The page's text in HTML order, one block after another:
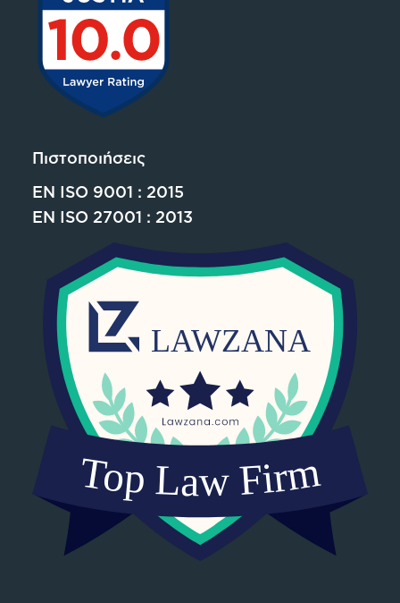
Πιστοποιήσεις
EN ISO 9001 : 2015
EN ISO 27001 : 2013